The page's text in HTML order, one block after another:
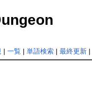
| 一覧| 単語検索| 最終更新|